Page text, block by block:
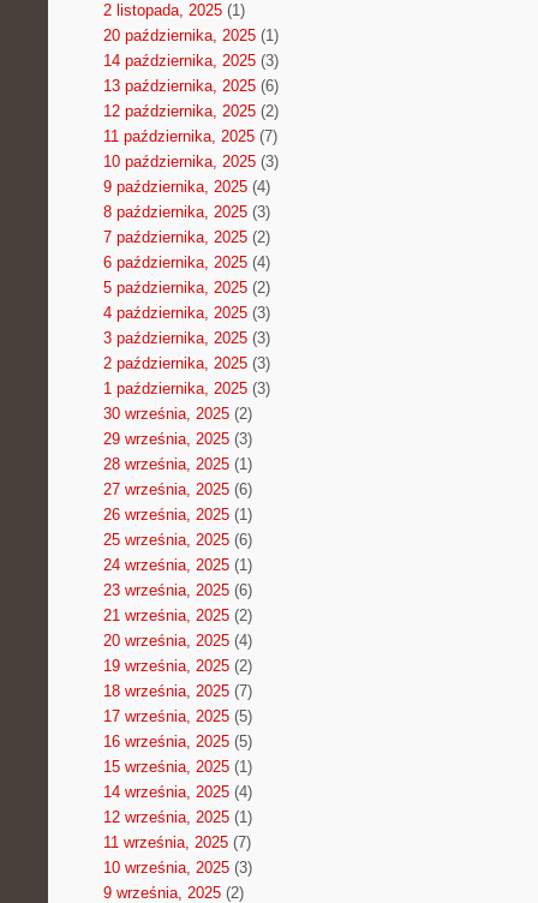
2 listopada, 2025(1)
20 października, 2025(1)
14 października, 2025(3)
13 października, 2025(6)
12 października, 2025(2)
11 października, 2025(7)
10 października, 2025(3)
9 października, 2025(4)
8 października, 2025(3)
7 października, 2025(2)
6 października, 2025(4)
5 października, 2025(2)
4 października, 2025(3)
3 października, 2025(3)
2 października, 2025(3)
1 października, 2025(3)
30 września, 2025(2)
29 września, 2025(3)
28 września, 2025(1)
27 września, 2025(6)
26 września, 2025(1)
25 września, 2025(6)
24 września, 2025(1)
23 września, 2025(6)
21 września, 2025(2)
20 września, 2025(4)
19 września, 2025(2)
18 września, 2025(7)
17 września, 2025(5)
16 września, 2025(5)
15 września, 2025(1)
14 września, 2025(4)
12 września, 2025(1)
11 września, 2025(7)
10 września, 2025(3)
9 września, 2025(2)